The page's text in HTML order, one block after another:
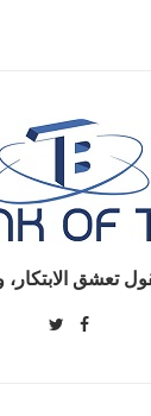
تعشق الابتكار،